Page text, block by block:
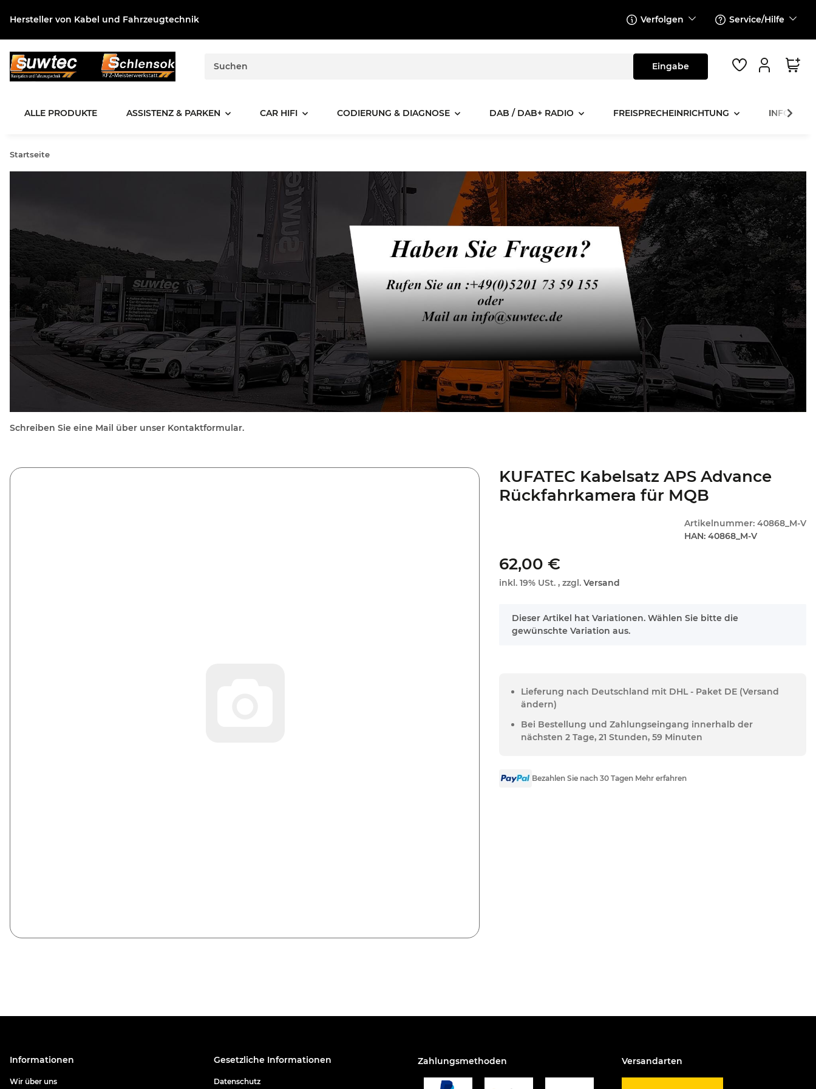
Hersteller von Kabel und Fahrzeugtechnik Verfolgen Service/Hilfe
ALLE PRODUKTE ASSISTENZ & PARKEN CAR HIFI CODIERUNG & DIAGNOSE DAB / DAB+ RADIO FREISPRECHEINRICHTUNG
Startseite
Schreiben Sie eine Mail über unser Kontaktformular.
KUFATEC Kabelsatz APS Advance
Rückfahrkamera für MQB
Artikelnummer: 40868_M-V
HAN: 40868_M-V
62,00 €
inkl. 19% USt. , zzgl.Versand
x
Dieser Artikel hat Variationen. Wählen Sie bitte die
gewünschte Variation aus.
Lieferung nach Deutschland mit DHL - Paket DE (Versand
ändern)
Bei Bestellung und Zahlungseingang innerhalb der
nächsten 2 Tage, 21 Stunden, 59 Minuten
Bezahlen Sie nach 30 Tagen Mehr erfahren
Informationen
Wir über uns
Gesetzliche Informationen
Datenschutz
Zahlungsmethoden Versandarten